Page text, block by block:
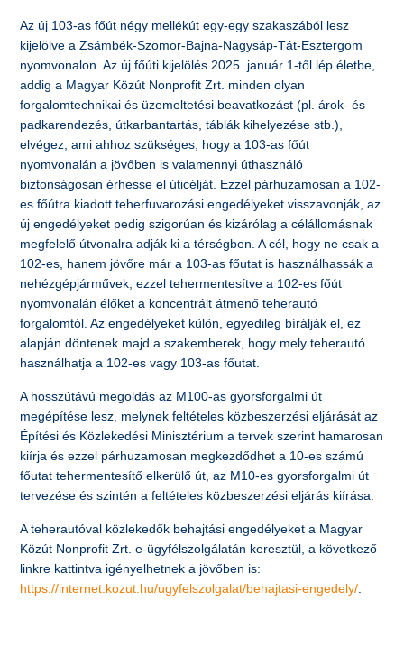
Az új 103-as főút négy mellékút egy-egy szakaszából lesz
kijelölve a Zsámbék-Szomor-Bajna-Nagysáp-Tát-Esztergom
nyomvonalon. Az új főúti kijelölés 2025. január 1-től lép életbe,
addig a Magyar Közút Nonprofit Zrt. minden olyan
forgalomtechnikai és üzemeltetési beavatkozást (pl. árok- és
padkarendezés, útkarbantartás, táblák kihelyezése stb.),
elvégez, ami ahhoz szükséges, hogy a 103-as főút
nyomvonalán a jövőben is valamennyi úthasználó
biztonságosan érhesse el úticélját. Ezzel párhuzamosan a 102-
es főútra kiadott teherfuvarozási engedélyeket visszavonják, az
új engedélyeket pedig szigorúan és kizárólag a célállomásnak
megfelelő útvonalra adják ki a térségben. A cél, hogy ne csak a
102-es, hanem jövőre már a 103-as főutat is használhassák a
nehézgépjárművek, ezzel tehermentesítve a 102-es főút
nyomvonalán élőket a koncentrált átmenő teherautó
forgalomtól. Az engedélyeket külön, egyedileg bírálják el, ez
alapján döntenek majd a szakemberek, hogy mely teherautó
használhatja a 102-es vagy 103-as főutat.
A hosszútávú megoldás az M100-as gyorsforgalmi út
megépítése lesz, melynek feltételes közbeszerzési eljárását az
Építési és Közlekedési Minisztérium a tervek szerint hamarosan
kiírja és ezzel párhuzamosan megkezdődhet a 10-es számú
főutat tehermentesítő elkerülő út, az M10-es gyorsforgalmi út
tervezése és szintén a feltételes közbeszerzési eljárás kiírása.
A teherautóval közlekedők behajtási engedélyeket a Magyar
Közút Nonprofit Zrt. e-ügyfélszolgálatán keresztül, a következő
linkre kattintva igényelhetnek a jövőben is:
https://internet.kozut.hu/ugyfelszolgalat/behajtasi-engedely/